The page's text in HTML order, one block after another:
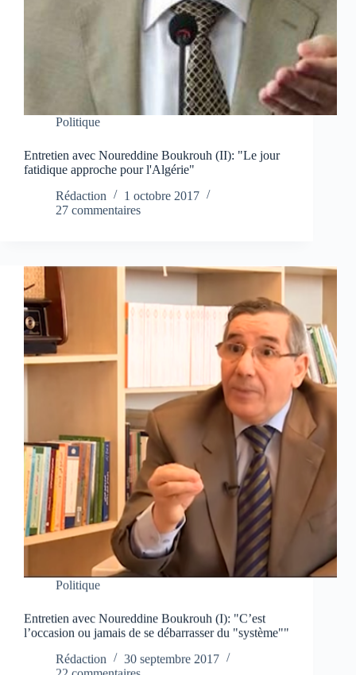
Politique
Entretien avec Noureddine Boukrouh (II): "Le jour
fatidique approche pour l'Algérie"
Rédaction
1 octobre 2017
27 commentaires
Politique
Entretien avec Noureddine Boukrouh (I): "C’est
l’occasion ou jamais de se débarrasser du "système""
Rédaction
30 septembre 2017